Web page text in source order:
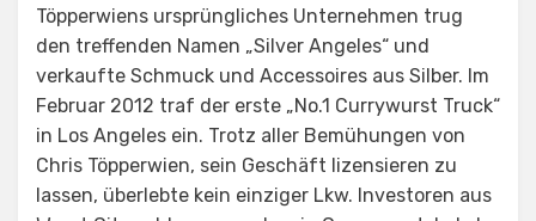
Töpperwiens ursprüngliches Unternehmen trug
den treffenden Namen „Silver Angeles“ und
verkaufte Schmuck und Accessoires aus Silber. Im
Februar 2012 traf der erste „No.1 Currywurst Truck“
in Los Angeles ein. Trotz aller Bemühungen von
Chris Töpperwien, sein Geschäft lizensieren zu
lassen, überlebte kein einziger Lkw. Investoren aus